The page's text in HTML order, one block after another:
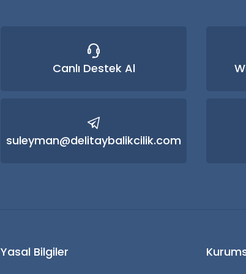
Canlı Destek Al
suleyman@delitaybalikcilik.com
Yasal Bilgiler